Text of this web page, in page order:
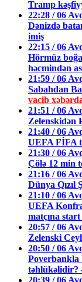
Tramp
22:28 / 06
Dənizdə
imiş
22:15 / 06
Hörmüz
həcmindən
21:59 / 06
Sabahdan
vacib
21:51 / 06
Zelenskidən
21:40 / 06
UEFA FİFA
21:30 / 06
Çölə 12 min
21:16 / 06
Dünya Qızıl
21:10 / 06
UEFA
matçına
20:57 / 06
Zelenski
20:50 / 06
Poverbankla
20:39 / 06